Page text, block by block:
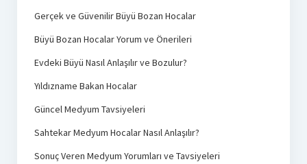
Gerçek ve Güvenilir Büyü Bozan Hocalar
Büyü Bozan Hocalar Yorum ve Önerileri
Evdeki Büyü Nasıl Anlaşılır ve Bozulur?
Yıldızname Bakan Hocalar
Güncel Medyum Tavsiyeleri
Sahtekar Medyum Hocalar Nasıl Anlaşılır?
Sonuç Veren Medyum Yorumları ve Tavsiyeleri